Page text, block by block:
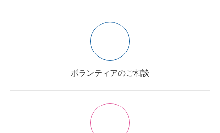
ボランティアのご相談